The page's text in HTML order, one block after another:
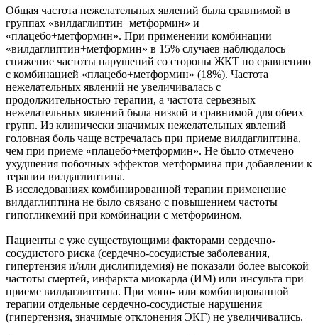
Общая частота нежелательных явлений была сравнимой в
группах «вилдаглиптин+метформин» и
«плацебо+метформин». При применении комбинации
«вилдаглиптин+метформин» в 15% случаев наблюдалось
снижение частоты нарушений со стороны ЖКТ по сравнению
с комбинацией «плацебо+метформин» (18%). Частота
нежелательных явлений не увеличивалась с
продолжительностью терапии, а частота серьезных
нежелательных явлений была низкой и сравнимой для обеих
групп. Из клинически значимых нежелательных явлений
головная боль чаще встречалась при приеме вилдаглиптина,
чем при приеме «плацебо+метформин». Не было отмечено
ухудшения побочных эффектов метформина при добавлении к
терапии вилдаглиптина.
В исследованиях комбинированной терапии применение
вилдаглиптина не было связано с повышением частоты
гипогликемий при комбинации с метформином.
Пациенты с уже существующими факторами сердечно-
сосудистого риска (сердечно-сосудистые заболевания,
гипертензия и/или дислипидемия) не показали более высокой
частоты смертей, инфаркта миокарда (ИМ) или инсульта при
приеме вилдаглиптина. При моно- или комбинированной
терапии отдельные сердечно-сосудистые нарушения
(гипертензия, значимые отклонения ЭКГ) не увеличивались.